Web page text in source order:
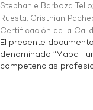
Stephanie Barboza Tello;
Ruesta; Cristhian
Certificación de la
El presente
denominado “Mapa
competencias